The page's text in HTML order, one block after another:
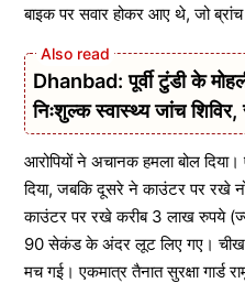
बाइक पर सवार होकर आए थे, जो
Dhanbad: पूर्वी टुंडी के
निःशुल्क स्वास्थ्य जांच
आरोपियों ने अचानक हमला बोल
दिया, जबकि दूसरे ने काउंटर पर रखे
काउंटर पर रखे करीब 3 लाख रुपये
90 सेकंड के अंदर लूट लिए गए।
मच गई। एकमात्र तैनात सुरक्षा गार्ड